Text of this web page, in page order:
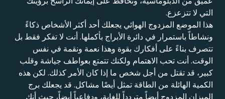
التي لا تتزعزع.
هذا الموضع المزدوج الهوائي يجعلك أحد أكثر الأشخاص ذكاءً
ونشاطاً باستمرار في دائرة الأبراج بأكملها. أنت لا تفكر فقط بل
تتصرف بناءً على أفكارك بقوة وهذا نعمة ونقمة في نفس
الوقت. أنت تحب الاهتمام ولكنك تتمتع بعواطف جياشة وقلب
كبير، قد تقتل من أجل شخص ما إذا كان الأمر كذلك. لكن هذه
الكمية الهائلة من الطاقة تمثل أيضًا مشاكل. قد يجعلك برج
الميزان المزدوج أيضاً متردداً للغاية، ودفاعياً أيضاً، حيث أنك